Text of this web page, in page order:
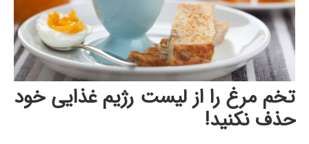
تخم مرغ را از لیست رژیم غذایی خود
حذف نکنید!